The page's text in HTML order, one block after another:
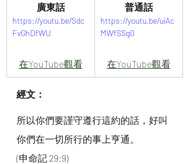
廣東話
https://youtu.be/Sdc
FvGhDfWU
在YouTube觀看
普通話
https://youtu.be/uiAc
MWfSSg0
在YouTube觀看
經文：
所以你們要謹守遵行這約的話，好叫
你們在一切所行的事上亨通。
(申命記 29:9)